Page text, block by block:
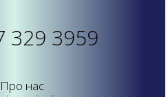
329 3959
Про нас